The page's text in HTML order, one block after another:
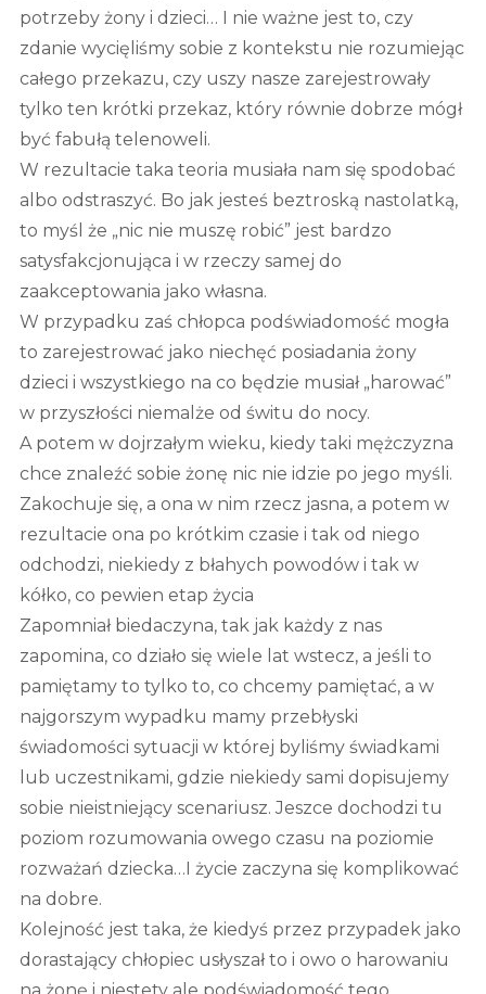
potrzeby żony i dzieci… I nie ważne jest to, czy
zdanie wycięliśmy sobie z kontekstu nie rozumiejąc
całego przekazu, czy uszy nasze zarejestrowały
tylko ten krótki przekaz, który równie dobrze mógł
być fabułą telenoweli.
W rezultacie taka teoria musiała nam się spodobać
albo odstraszyć. Bo jak jesteś beztroską nastolatką,
to myśl że „nic nie muszę robić” jest bardzo
satysfakcjonująca i w rzeczy samej do
zaakceptowania jako własna.
W przypadku zaś chłopca podświadomość mogła
to zarejestrować jako niechęć posiadania żony
dzieci i wszystkiego na co będzie musiał „harować”
w przyszłości niemalże od świtu do nocy.
A potem w dojrzałym wieku, kiedy taki mężczyzna
chce znaleźć sobie żonę nic nie idzie po jego myśli.
Zakochuje się, a ona w nim rzecz jasna, a potem w
rezultacie ona po krótkim czasie i tak od niego
odchodzi, niekiedy z błahych powodów i tak w
kółko, co pewien etap życia
Zapomniał biedaczyna, tak jak każdy z nas
zapomina, co działo się wiele lat wstecz, a jeśli to
pamiętamy to tylko to, co chcemy pamiętać, a w
najgorszym wypadku mamy przebłyski
świadomości sytuacji w której byliśmy świadkami
lub uczestnikami, gdzie niekiedy sami dopisujemy
sobie nieistniejący scenariusz. Jeszce dochodzi tu
poziom rozumowania owego czasu na poziomie
rozważań dziecka…I życie zaczyna się komplikować
na dobre.
Kolejność jest taka, że kiedyś przez przypadek jako
dorastający chłopiec usłyszał to i owo o harowaniu